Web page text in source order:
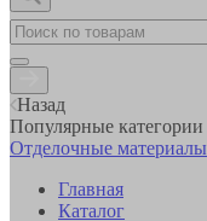
Назад
Популярные категории
Отделочные материалы
Главная
Каталог